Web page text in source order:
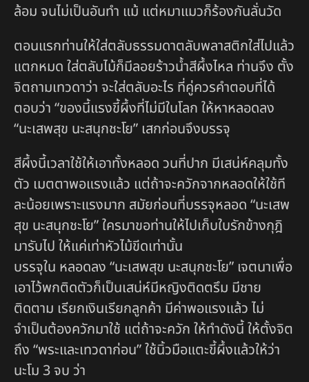
ล้อม จนไม่เป็นอันทำ แม้ แต่หมาแมวก็ร้องกันลั่นวัด
ตอนแรกท่านให้ใส่ตลับธรรมดาตลับพลาสติกใส่ไปแล้ว
แตกหมด ใส่ตลับไม้ก็มีลอยร้าวน้ำสีผึ้งไหล ท่านจึง ตั้ง
จิตถามเทวดาว่า จะใส่ตลับอะไร ที่คู่ควรคำตอบที่ได้
ตอบว่า “ของนี้แรงขี้ผึ้งที่ไม่มีในโลก ให้หาหลอดลง
“นะเสพสุข นะสนุกชะโย” เสกก่อนจึงบรรจุ
สีผึ้งนี้เวลาใช้ให้เอาทั้งหลอด วนที่ปาก มีเสน่ห์คลุมทั้ง
ตัว เมตตาพอแรงแล้ว แต่ถ้าจะควักจากหลอดให้ใช้ที
ละน้อยเพราะแรงมาก สมัยก่อนที่บรรจุหลอด “นะเสพ
สุข นะสนุกชะโย” ใครมาขอท่านให้ไปเก็บใบรักข้างกุฎิ
มารับไป ให้แค่เท่าหัวไม้ขีดเท่านั้น
บรรจุใน หลอดลง “นะเสพสุข นะสนุกชะโย” เจตนาเพื่อ
เอาไว้พกติดตัวก็เป็นเสน่ห์มีหญิงติดตรึม มีชาย
ติดตาม เรียกเงินเรียกลูกค้า มีค่าพอแรงแล้ว ไม่
จำเป็นต้องควักมาใช้ แต่ถ้าจะควัก ให้ทำดังนี้ ให้ตั้งจิต
ถึง “พระและเทวดาก่อน” ใช้นิ้วมือแตะขี้ผึ้งแล้วให้ว่า
นะโม 3 จบ ว่า